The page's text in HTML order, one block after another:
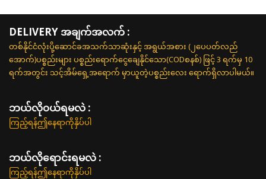
DELIVERY အချက်အလက် :
တစ်နိုင်ငံလုံးပို့ဆောင်ခအသက်သာဆုံးနှင့် အရွယ်အစား (၂ပေပတ်လည်
အောက်)ပစ္စည်းများ ပစ္စည်းရောက်ငွေချေနိုင်သော(CODစနစ်) ဖြင့် 3 ရက်မှ 10
ရက်အတွင်း သင့်အိမ်ရှေ့အရောက် မှာယူတဲ့ပစ္စည်းလေး ရောက်ရှိလာပါမယ်။
ဘယ်လို၀ယ်ရမလဲ :
ကြည့်ရန်ဤနေရာကိုနှိပ်ပါ
ဘယ်လိုရောင်းရမလဲ :
ကြည့်ရန်ဤနေရာကိုနှိပ်ပါ